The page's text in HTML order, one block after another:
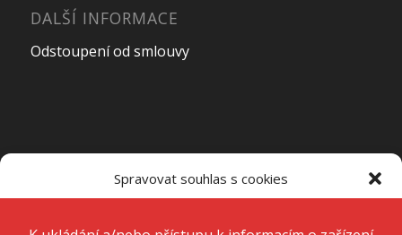
Spravovat souhlas s cookies
technologie, jako jsou soubory cookie. Děláme to, abychom zlepšili
DALŠÍ INFORMACE
Odstoupení od smlouvy
Pondělí – Pátek7:00 – 15:00